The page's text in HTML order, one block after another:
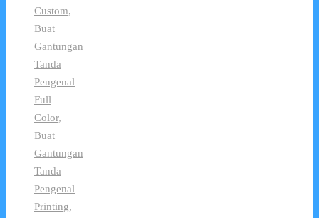
Custom,
Buat
Gantungan
Tanda
Pengenal
Full
Color,
Buat
Gantungan
Tanda
Pengenal
Printing,